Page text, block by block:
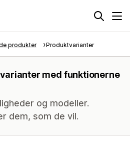
produkter Produktvarianter
med funktionerne
og modeller.
dem, som de vil.